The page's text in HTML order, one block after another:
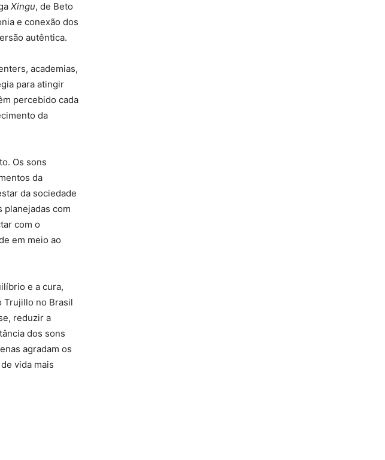
Xingu, de Beto
e conexão dos
autêntica.
academias,
para atingir
percebido cada
da
Os sons
da
da sociedade
planejadas com
com o
em meio ao
e a cura,
Trujillo no Brasil
reduzir a
dos sons
agradam os
vida mais